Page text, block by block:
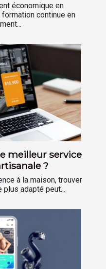
économique en
continue en
meilleur service
?
à la maison, trouver
adapté peut...